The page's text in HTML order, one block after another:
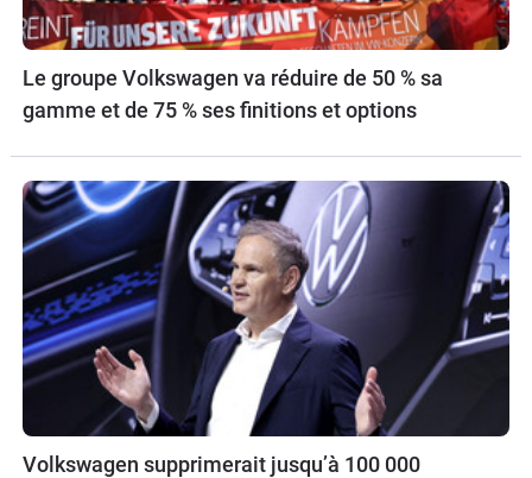
Le groupe Volkswagen va réduire de 50 % sa
gamme et de 75 % ses finitions et options
Volkswagen supprimerait jusqu’à 100 000